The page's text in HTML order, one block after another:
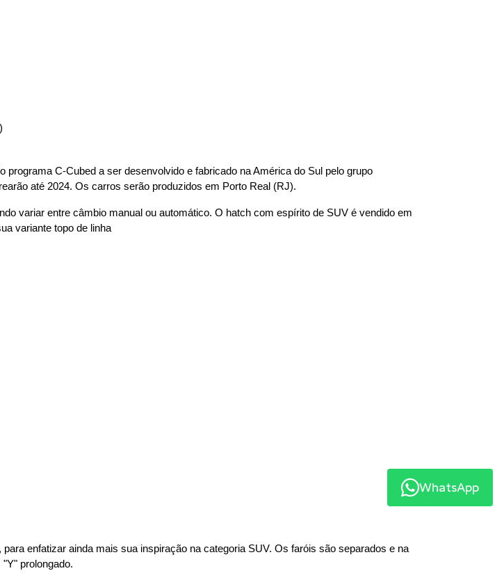
C-Cubed a ser desenvolvido e fabricado na América do Sul pelo grupo
até 2024. Os carros serão produzidos em Porto Real (RJ).
variar entre câmbio manual ou automático. O hatch com espírito de SUV é vendido em
variante topo de linha
enfatizar ainda mais sua inspiração na categoria SUV. Os faróis são separados e na
prolongado.
WhatsApp